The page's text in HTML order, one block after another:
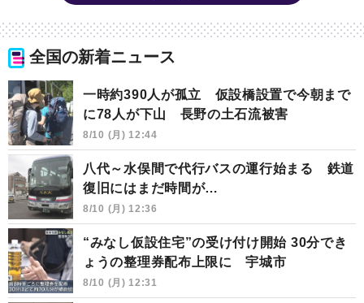
全国の新着ニュース
一時約390人が孤立 仮設橋設置で今朝まで
に78人が下山 長野の土石流被害
8/10 (月) 12:44
八代～水俣間で代行バスの運行始まる 鉄道
復旧にはまだ時間が…
8/10 (月) 12:36
“みなし仮設住宅”の受け付け開始 30分でき
ょうの整理券配布上限に 宇城市
8/10 (月) 12:31